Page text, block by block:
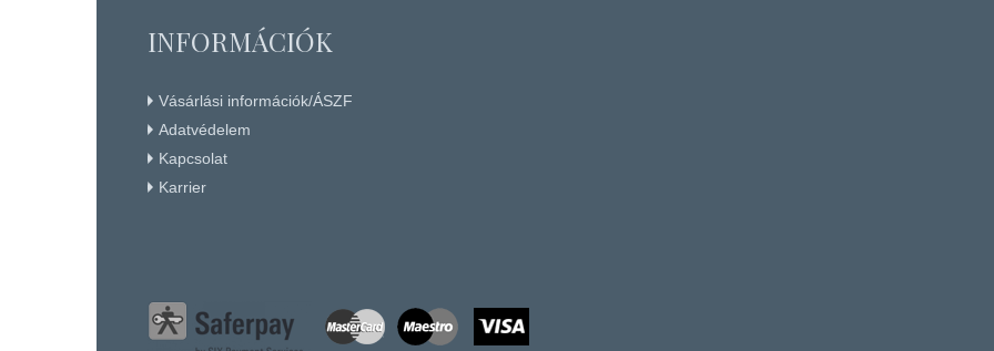
INFORMÁCIÓK
Vásárlási információk/ÁSZF
Adatvédelem
Kapcsolat
Karrier